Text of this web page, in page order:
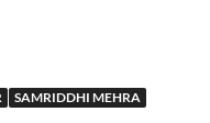
SAMRIDDHI MEHRA